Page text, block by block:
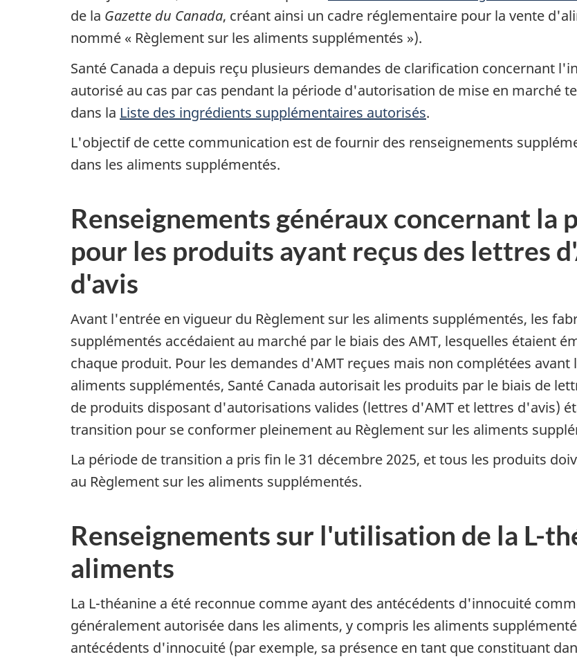
de la Gazette du Canada, créant ainsi un cadre réglementaire pour la vente
nommé « Règlement sur les aliments supplémentés »).
Santé Canada a depuis reçu plusieurs demandes de clarification concernant
autorisé au cas par cas pendant la période d'autorisation de mise en marché
dans la Liste des ingrédients supplémentaires autorisés.
L'objectif de cette communication est de fournir des renseignements
dans les aliments supplémentés.
Renseignements généraux concernant la
pour les produits ayant reçus des lettres
d'avis
Avant l'entrée en vigueur du Règlement sur les aliments supplémentés, les
supplémentés accédaient au marché par le biais des AMT, lesquelles étaient
chaque produit. Pour les demandes d'AMT reçues mais non complétées
aliments supplémentés, Santé Canada autorisait les produits par le biais de
de produits disposant d'autorisations valides (lettres d'AMT et lettres d'avis)
transition pour se conformer pleinement au Règlement sur les aliments
La période de transition a pris fin le 31 décembre 2025, et tous les produits
au Règlement sur les aliments supplémentés.
Renseignements sur l'utilisation de la L-
aliments
La L-théanine a été reconnue comme ayant des antécédents d'innocuité
généralement autorisée dans les aliments, y compris les aliments
antécédents d'innocuité (par exemple, sa présence en tant que constituant